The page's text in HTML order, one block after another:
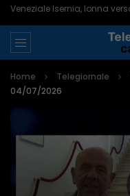
Home Telegiornale
04/07/2026